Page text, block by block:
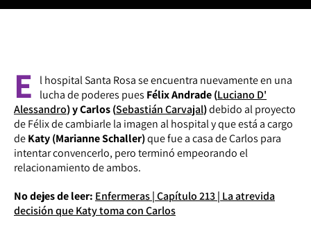
E
l hospital Santa Rosa se encuentra nuevamente en una
lucha de poderes pues Félix Andrade (Luciano D'
Alessandro) y Carlos (Sebastián Carvajal)debido al proyecto
de Félix de cambiarle la imagen al hospital y que está a cargo
deKaty (Marianne Schaller)que fue a casa de Carlos para
intentar convencerlo, pero terminó empeorando el
relacionamiento de ambos.
No dejes de leer: Enfermeras | Capítulo 213 | La atrevida
decisión que Katy toma con Carlos